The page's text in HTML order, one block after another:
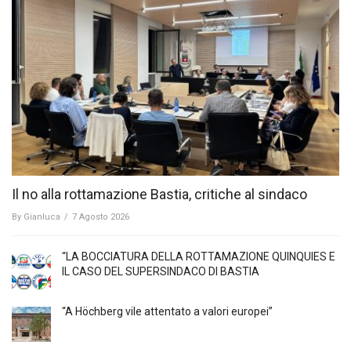
Il no alla rottamazione Bastia, critiche al sindaco
By Gianluca / 7 Agosto 2026
“LA BOCCIATURA DELLA ROTTAMAZIONE QUINQUIES E
IL CASO DEL SUPERSINDACO DI BASTIA
“A Höchberg vile attentato a valori europei”